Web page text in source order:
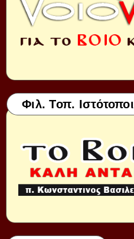
Φιλ. Τοπ. Ιστότοποι